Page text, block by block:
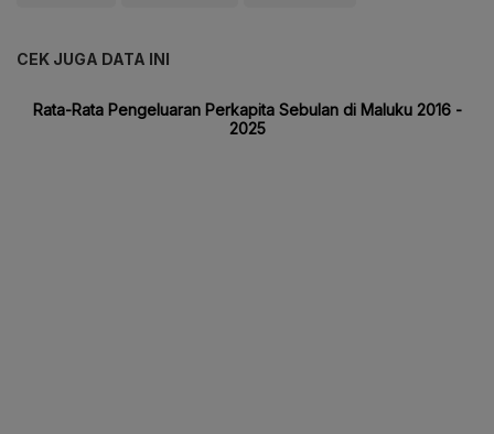
CEK JUGA DATA INI